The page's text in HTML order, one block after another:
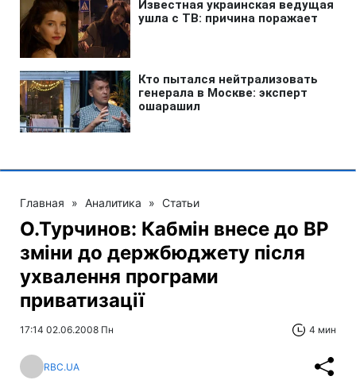
Главная » Аналитика » Статьи
О.Турчинов: Кабмін внесе до ВР
зміни до держбюджету після
ухвалення програми
приватизації
17:14 02.06.2008 Пн 4 мин
RBC.UA